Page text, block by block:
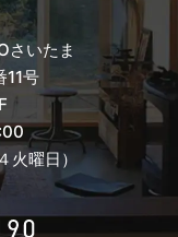
さいたま
11号
曜日）